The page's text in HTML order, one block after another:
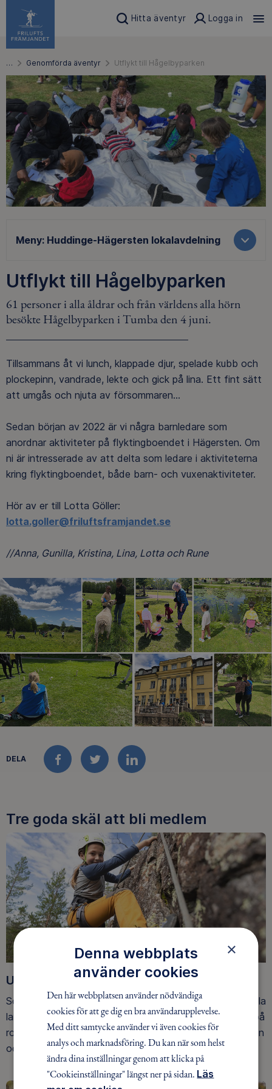
Hitta äventyr Logga in
… Genomförda äventyr Utflykt till Hågelbyparken
Meny: Huddinge-Hägersten lokalavdelning
Utflykt till Hågelbyparken
61 personer i alla åldrar och från världens alla hörn
besökte Hågelbyparken i Tumba den 4 juni.
Tillsammans åt vi lunch, klappade djur, spelade kubb och
plockepinn, vandrade, lekte och gick på lina. Ett fint sätt
att umgås och njuta av försommaren...
Sedan början av 2022 är vi några barnledare som
anordnar aktiviteter på flyktingboendet i Hägersten. Om
ni är intresserade av att delta som ledare i aktiviteterna
kring flyktingboendet, både barn- och vuxenaktiviteter.
Hör av er till Lotta Göller:
lotta.goller@friluftsframjandet.se
//Anna, Gunilla, Kristina, Lina, Lotta och Rune
DELA
FACEBOOKTWITTERLINKEDIN
Tre goda skäl att bli medlem
Upptäck nya äventyr
Som medlem har du tillgång till alla våra äventyr, över hela
landet. Våra ideella ledare guidar barn, unga och vuxna på
roliga och trygga äventyr i skogen, på vattnet, snön, isen
och på fjället.
×
Denna webbplats
använder cookies
Den här webbplatsen använder nödvändiga
cookies för att ge dig en bra användarupplevelse.
Med ditt samtycke använder vi även cookies för
analys och marknadsföring. Du kan när som helst
ändra dina inställningar genom att klicka på
"Cookieinställningar" längst ner på sidan. Läs